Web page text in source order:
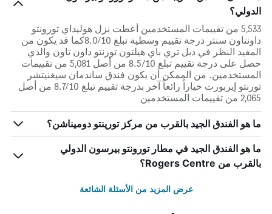
الدولي؟
5,533 من تقييمات المستخدمين أعطت نزل هوليداي تورونتو
داونتاون سنتر درجة تقييم وسطية تبلغ 8.0/10كما قد يكون من
المفيد النظر في دبل تري باي هيلتون تورنتو داون تاون والذي
حصل على درجة تقييم تبلغ 8.5/10 من أصل 5,081 من تقييمات
المستخدمين. من الممكن أن يكون فندق ساندمان سيغنيتشر
تورنتو إيربورت خياراً رائعاً آخر بدرجة تقييم تبلغ 8.7/10 من أصل
2,065 من تقييمات المستخدمين
ما هو الفندق الجيد بالقرب من مركز تورينتو دوميناشن؟
ما هو الفندق الجيد في مطار تورونتو بيرسون الدولي
بالقرب من Rogers Centre؟
عرض المزيد من الأسئلة الشائعة